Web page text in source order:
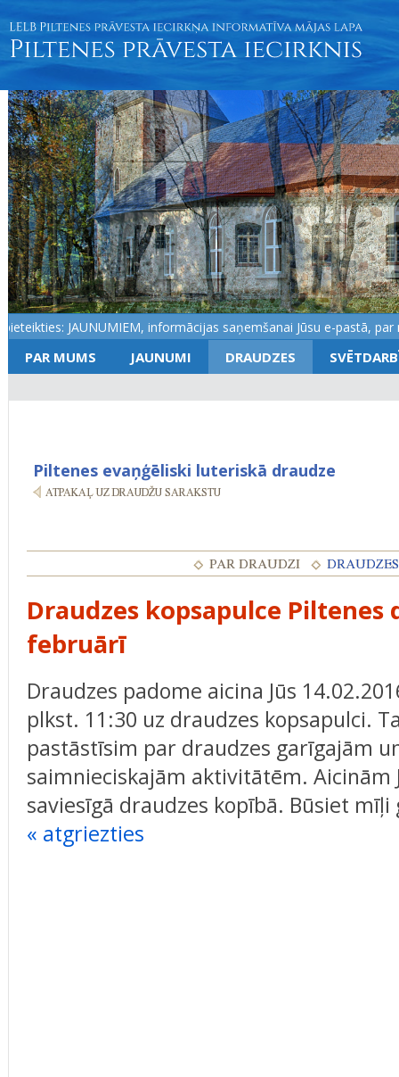
JAUNUMIEM, informācijas saņemšanai Jūsu e-pastā, par
PAR MUMS JAUNUMI DRAUDZES
Piltenes evaņģēliski luteriskā draudze
Draudzes kopsapulce Piltenes
februārī
Draudzes padome aicina Jūs
plkst. 11:30 uz draudzes kopsapulci.
pastāstīsim par draudzes garīgajām
saimnieciskajām aktivitātēm. Aicinām
saviesīgā draudzes kopībā. Būsiet
« atgriezties